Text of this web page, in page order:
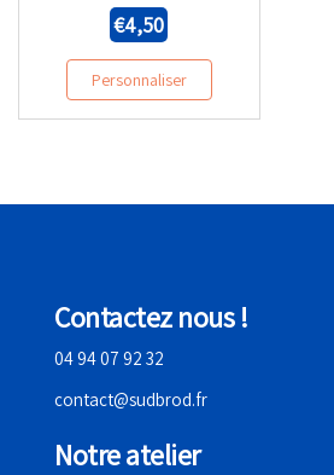
€4,50
Personnaliser
Contactez nous !
04 94 07 92 32
contact@sudbrod.fr
Notre atelier